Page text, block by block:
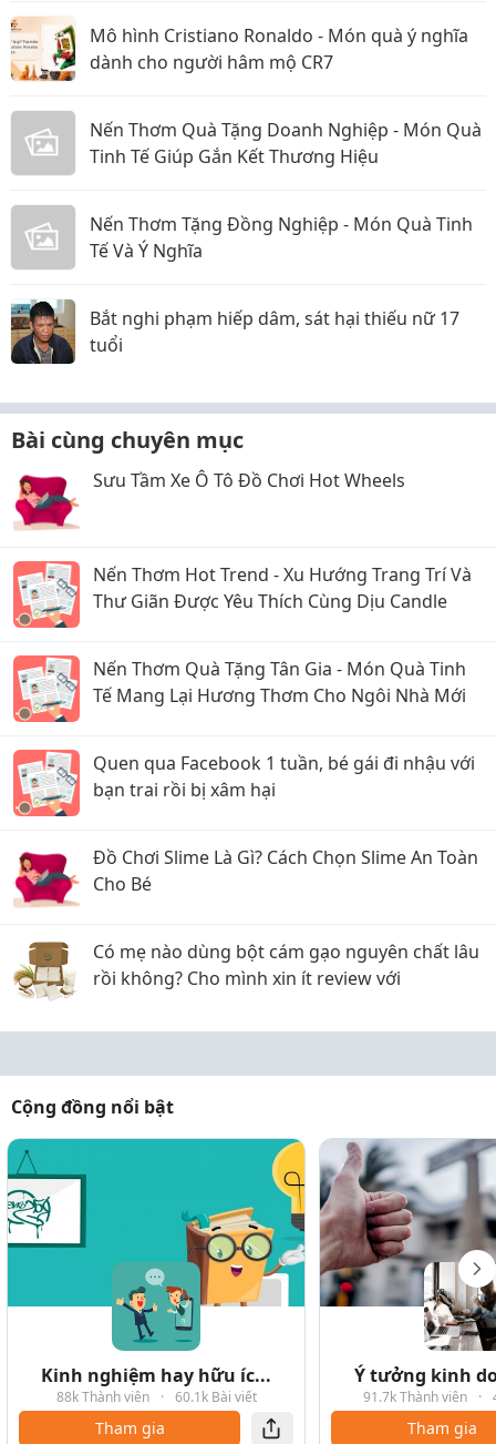
Mô hình Cristiano Ronaldo - Món quà ý nghĩa
dành cho người hâm mộ CR7
Nến Thơm Quà Tặng Doanh Nghiệp - Món Quà
Tinh Tế Giúp Gắn Kết Thương Hiệu
Nến Thơm Tặng Đồng Nghiệp - Món Quà Tinh
Tế Và Ý Nghĩa
Bắt nghi phạm hiếp dâm, sát hại thiếu nữ 17
tuổi
Bài cùng chuyên mục
Sưu Tầm Xe Ô Tô Đồ Chơi Hot Wheels
Nến Thơm Hot Trend - Xu Hướng Trang Trí Và
Thư Giãn Được Yêu Thích Cùng Dịu Candle
Nến Thơm Quà Tặng Tân Gia - Món Quà Tinh
Tế Mang Lại Hương Thơm Cho Ngôi Nhà Mới
Quen qua Facebook 1 tuần, bé gái đi nhậu với
bạn trai rồi bị xâm hại
Đồ Chơi Slime Là Gì? Cách Chọn Slime An Toàn
Cho Bé
Có mẹ nào dùng bột cám gạo nguyên chất lâu
rồi không? Cho mình xin ít review với
Cộng đồng nổi bật
Kinh nghiệm hay hữu íc...
88k Thành viên · 60.1k Bài viết
Tham gia
Ý tưởng kinh
91.7k Thành viên ·
Tham gia